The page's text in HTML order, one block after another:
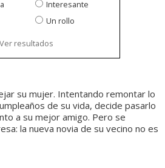
Interesante
Un rollo
Ver resultados
su mujer. Intentando remontar lo
de su vida, decide pasarlo
a su mejor amigo. Pero se
la nueva novia de su vecino no es